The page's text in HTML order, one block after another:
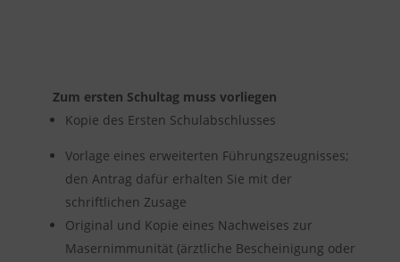
Zum ersten Schultag muss vorliegen
Kopie des Ersten Schulabschlusses
Vorlage eines erweiterten Führungszeugnisses;
den Antrag dafür erhalten Sie mit der
schriftlichen Zusage
Original und Kopie eines Nachweises zur
Masernimmunität (ärztliche Bescheinigung oder